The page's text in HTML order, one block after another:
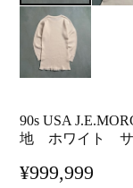
90s USA
地 ホワイト
¥999,999